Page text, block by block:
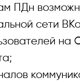
сети
на